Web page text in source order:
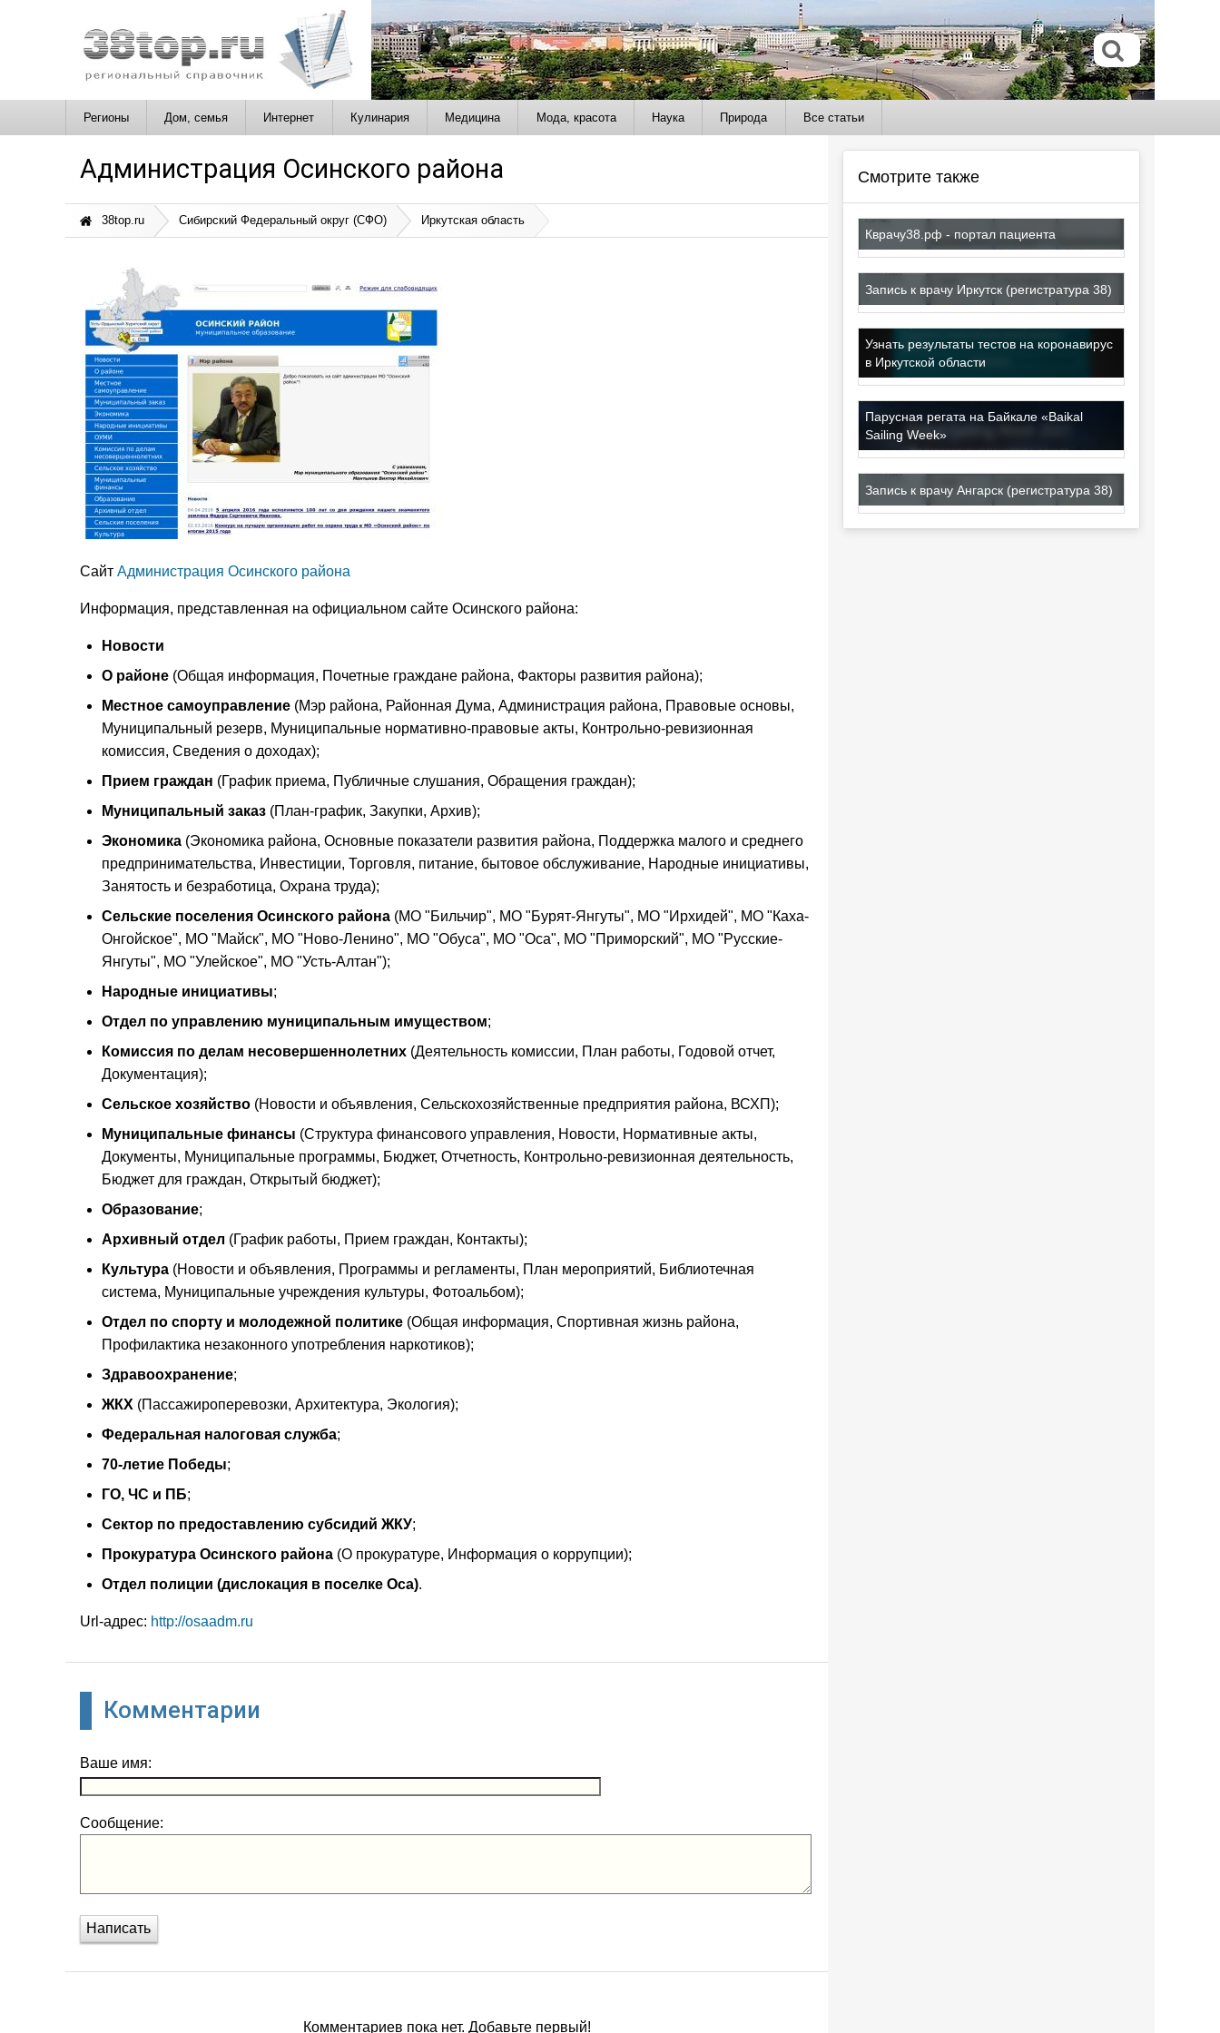
Регионы Дом, семья Интернет Кулинария Медицина Мода, красота Наука Природа Все статьи
Администрация Осинского района
38top.ru Сибирский Федеральный округ (СФО) Иркутская область
Сайт Администрация Осинского района
Информация, представленная на официальном сайте Осинского района:
Новости
О районе (Общая информация, Почетные граждане района, Факторы развития района);
Местное самоуправление (Мэр района, Районная Дума, Администрация района, Правовые основы,
Муниципальный резерв, Муниципальные нормативно-правовые акты, Контрольно-ревизионная
комиссия, Сведения о доходах);
Прием граждан (График приема, Публичные слушания, Обращения граждан);
Муниципальный заказ (План-график, Закупки, Архив);
Экономика (Экономика района, Основные показатели развития района, Поддержка малого и среднего
предпринимательства, Инвестиции, Торговля, питание, бытовое обслуживание, Народные инициативы,
Занятость и безработица, Охрана труда);
Сельские поселения Осинского района (МО "Бильчир", МО "Бурят-Янгуты", МО "Ирхидей", МО "Каха-
Онгойское", МО "Майск", МО "Ново-Ленино", МО "Обуса", МО "Оса", МО "Приморский", МО "Русские-
Янгуты", МО "Улейское", МО "Усть-Алтан");
Народные инициативы;
Отдел по управлению муниципальным имуществом;
Комиссия по делам несовершеннолетних (Деятельность комиссии, План работы, Годовой отчет,
Документация);
Сельское хозяйство (Новости и объявления, Сельскохозяйственные предприятия района, ВСХП);
Муниципальные финансы (Структура финансового управления, Новости, Нормативные акты,
Документы, Муниципальные программы, Бюджет, Отчетность, Контрольно-ревизионная деятельность,
Бюджет для граждан, Открытый бюджет);
Образование;
Архивный отдел (График работы, Прием граждан, Контакты);
Культура (Новости и объявления, Программы и регламенты, План мероприятий, Библиотечная
система, Муниципальные учреждения культуры, Фотоальбом);
Отдел по спорту и молодежной политике (Общая информация, Спортивная жизнь района,
Профилактика незаконного употребления наркотиков);
Здравоохранение;
ЖКХ (Пассажироперевозки, Архитектура, Экология);
Федеральная налоговая служба;
70-летие Победы;
ГО, ЧС и ПБ;
Сектор по предоставлению субсидий ЖКУ;
Прокуратура Осинского района (О прокуратуре, Информация о коррупции);
Отдел полиции (дислокация в поселке Оса).
Url-адрес: http://osaadm.ru
Комментарии
Ваше имя:
Сообщение:
Написать
Комментариев пока нет. Добавьте первый!
Смотрите также
Кврачу38.рф - портал пациента
Запись к врачу Иркутск (регистратура 38)
Узнать результаты тестов на коронавирус
в Иркутской области
Парусная регата на Байкале «Baikal
Sailing Week»
Запись к врачу Ангарск (регистратура 38)